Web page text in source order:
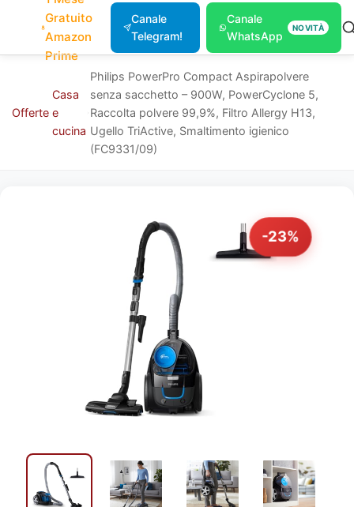
Gratuito
Amazon
Prime
Canale
Telegram!
Canale
WhatsApp
NOVITÀ
Offerte
Casa
e
cucina
Philips PowerPro Compact Aspirapolvere
senza sacchetto – 900W, PowerCyclone 5,
Raccolta polvere 99,9%, Filtro Allergy H13,
Ugello TriActive, Smaltimento igienico
(FC9331/09)
-23%